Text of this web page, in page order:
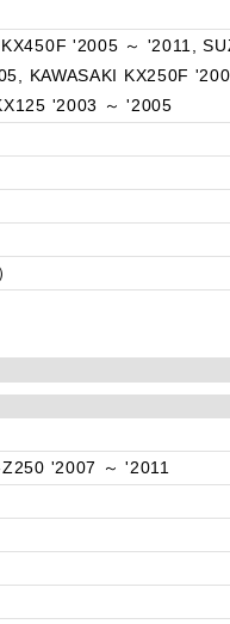
'2005 ～ '2011,
KAWASAKI KX250F
'2003 ～ '2005
'2007 ～ '2011